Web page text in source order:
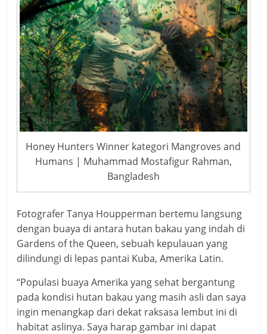
Honey Hunters Winner kategori Mangroves and
Humans | Muhammad Mostafigur Rahman,
Bangladesh
Fotografer Tanya Houpperman bertemu langsung
dengan buaya di antara hutan bakau yang indah di
Gardens of the Queen, sebuah kepulauan yang
dilindungi di lepas pantai Kuba, Amerika Latin.
“Populasi buaya Amerika yang sehat bergantung
pada kondisi hutan bakau yang masih asli dan saya
ingin menangkap dari dekat raksasa lembut ini di
habitat aslinya. Saya harap gambar ini dapat